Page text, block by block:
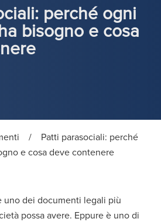
perché ogni
bisogno e cosa
/
Patti parasociali: perché
e cosa deve contenere
uno dei documenti legali più
possa avere. Eppure è uno di